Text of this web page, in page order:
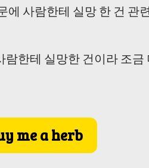
에 사람한테 실망 한 건 관
람한테 실망한 건이라 조금
me a herb